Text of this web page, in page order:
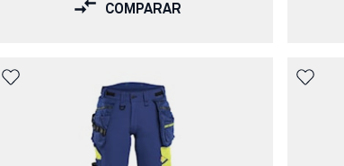
COMPARAR